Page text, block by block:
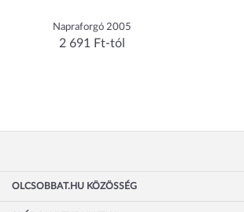
Napraforgó 2005
2 691 Ft-tól
OLCSOBBAT.HU KÖZÖSSÉG